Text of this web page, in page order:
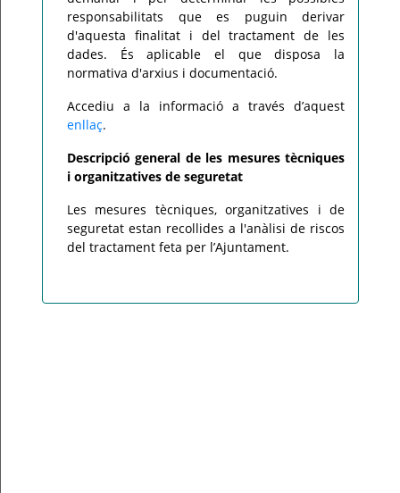
responsabilitats que es puguin derivar
d'aquesta finalitat i del tractament de les
dades. És aplicable el que disposa la
normativa d'arxius i documentació.
Accediu a la informació a través d’aquest
enllaç.
Descripció general de les mesures tècniques
i organitzatives de seguretat
Les mesures tècniques, organitzatives i de
seguretat estan recollides a l'anàlisi de riscos
del tractament feta per l’Ajuntament.